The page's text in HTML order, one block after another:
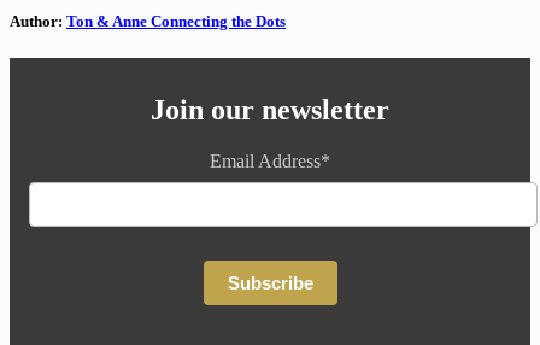
Author: Ton & Anne Connecting the Dots
Join our newsletter
Email Address*